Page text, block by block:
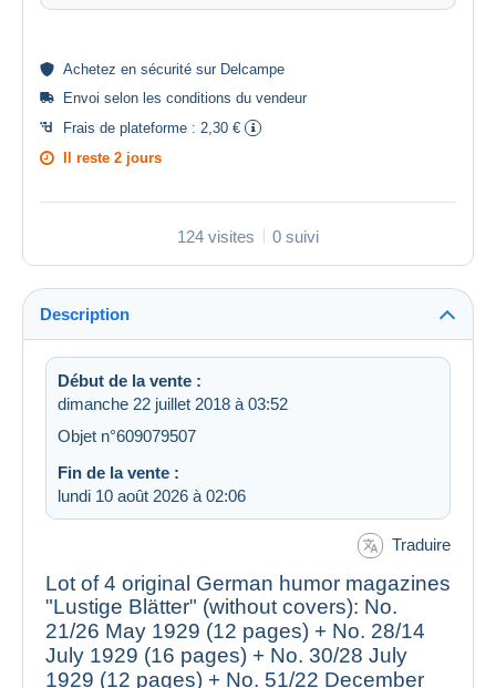
Achetez en sécurité sur Delcampe
Envoi selon les conditions du vendeur
Frais de plateforme : 2,30 €
Il reste 2 jours
124 visites 0 suivi
Description
Début de la vente :
dimanche 22 juillet 2018 à 03:52
Objet n°609079507
Fin de la vente :
lundi 10 août 2026 à 02:06
Traduire
Lot of 4 original German humor magazines
"Lustige Blätter" (without covers): No.
21/26 May 1929 (12 pages) + No. 28/14
July 1929 (16 pages) + No. 30/28 July
1929 (12 pages) + No. 51/22 December